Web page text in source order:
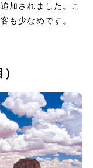
加されました。こ
も少なめです。